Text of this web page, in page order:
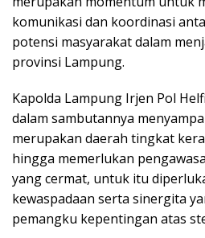
komunikasi dan koordinasi
potensi masyarakat dalam
provinsi Lampung.
Kapolda Lampung Irjen Pol Helfi
dalam sambutannya
merupakan daerah tingkat
hingga memerlukan
yang cermat, untuk itu
kewaspadaan serta sinergita
pemangku kepentingan atas